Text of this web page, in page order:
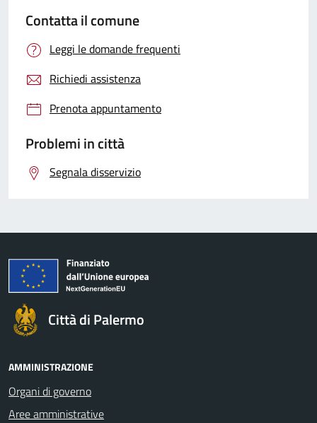
Contatta il comune
Leggi le domande frequenti
Richiedi assistenza
Prenota appuntamento
Problemi in città
Segnala disservizio
Città di Palermo
AMMINISTRAZIONE
Organi di governo
Aree amministrative